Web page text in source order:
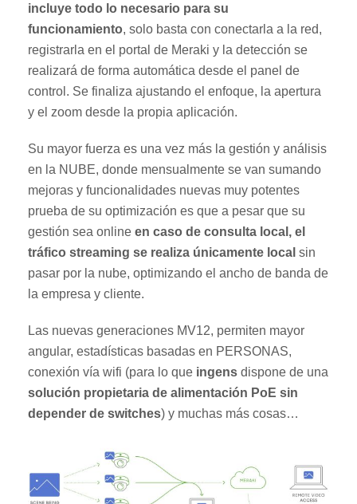
incluye todo lo necesario para su
funcionamiento, solo basta con conectarla a la red,
registrarla en el portal de Meraki y la detección se
realizará de forma automática desde el panel de
control. Se finaliza ajustando el enfoque, la apertura
y el zoom desde la propia aplicación.
Su mayor fuerza es una vez más la gestión y análisis
en la NUBE, donde mensualmente se van sumando
mejoras y funcionalidades nuevas muy potentes
prueba de su optimización es que a pesar que su
gestión sea online en caso de consulta local, el
tráfico streaming se realiza únicamente local sin
pasar por la nube, optimizando el ancho de banda de
la empresa y cliente.
Las nuevas generaciones MV12, permiten mayor
angular, estadísticas basadas en PERSONAS,
conexión vía wifi (para lo que ingens dispone de una
solución propietaria de alimentación PoE sin
depender de switches) y muchas más cosas…